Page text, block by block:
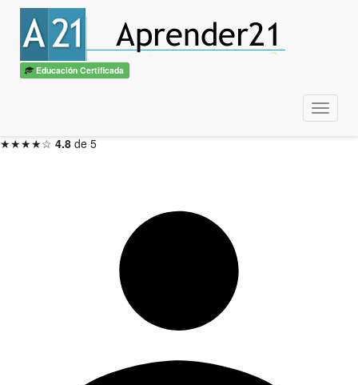
Educación Certificada
Menu
IA para la Oficina
con diploma
★★★★☆ 4.8 de 5